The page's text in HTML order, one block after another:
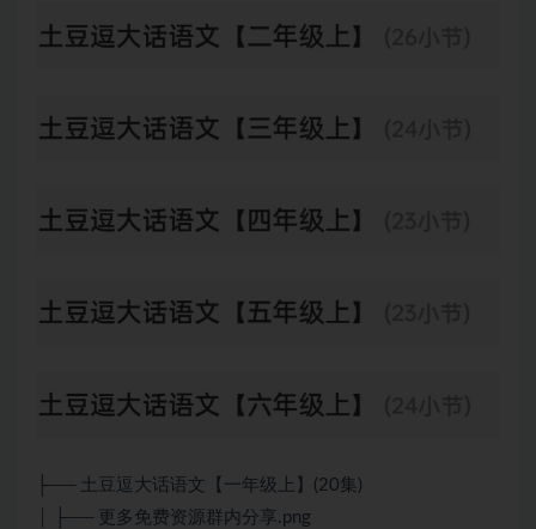
├── 土豆逗大话语文【一年级上】(20集)
│ ├── 更多免费资源群内分享.png